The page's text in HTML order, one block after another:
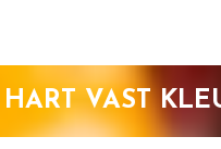
VAST